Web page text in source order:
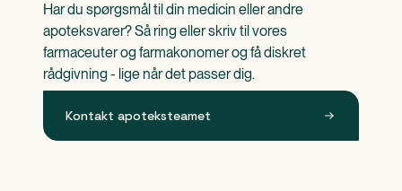
Har du spørgsmål til din medicin eller andre
apoteksvarer? Så ring eller skriv til vores
farmaceuter og farmakonomer og få diskret
rådgivning - lige når det passer dig.
Kontakt apoteksteamet